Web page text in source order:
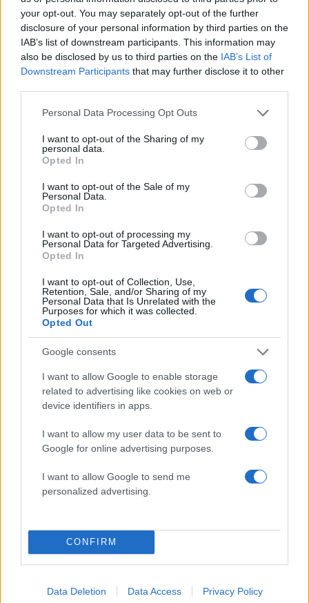
your opt-out. You may separately opt-out of the further
disclosure of your personal information by third parties on the
IAB’s list of downstream participants. This information may
also be disclosed by us to third parties on the IAB’s List of
Downstream Participants that may further disclose it to other
Please note that this website/app uses one or more Google
not limited to your visit or usage behaviour. You may click to
grant or deny consent to Google and its third-party tags to
use your data for below specified purposes in below Google
consent section.
Personal Data Processing Opt Outs
I want to opt-out of the Sharing of my
personal data.
Opted In
I want to opt-out of the Sale of my
Personal Data.
Opted In
I want to opt-out of processing my
Personal Data for Targeted Advertising.
Opted In
I want to opt-out of Collection, Use,
Retention, Sale, and/or Sharing of my
Personal Data that Is Unrelated with the
Purposes for which it was collected.
Opted Out
Google consents
I want to allow Google to enable storage
related to advertising like cookies on web or
device identifiers in apps.
I want to allow my user data to be sent to
Google for online advertising purposes.
I want to allow Google to send me
personalized advertising.
CONFIRM
Data Deletion Data Access Privacy Policy
Σχόλια
Σχολίασε εδώ
Υποβολή σχολίου
Όροι Χρήσης . Το site προστατεύεται από reCAPTCHA, ισχύουν
Πολιτική Απορρήτου
GOOD JOB NICKY
ΓΙΑΝΝΗΣ ΠΑΡΙΟΣ
ΣΟΦΙΑ ΑΛΙΜΠΕΡΤΗ
Ακολουθήστε το Νewsit.gr στοGoogle News
τελευταία νέατης ημέρας
Κυψέλη
Πιο δημοφιλή
Έφυγαν οι συνεργάτες, μένει η Μαρία